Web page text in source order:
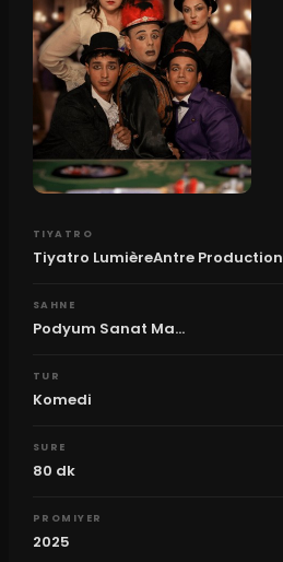
TIYATRO
Tiyatro LumièreAntre Production
SAHNE
Podyum Sanat Ma...
TUR
Komedi
SURE
80 dk
PROMIYER
2025